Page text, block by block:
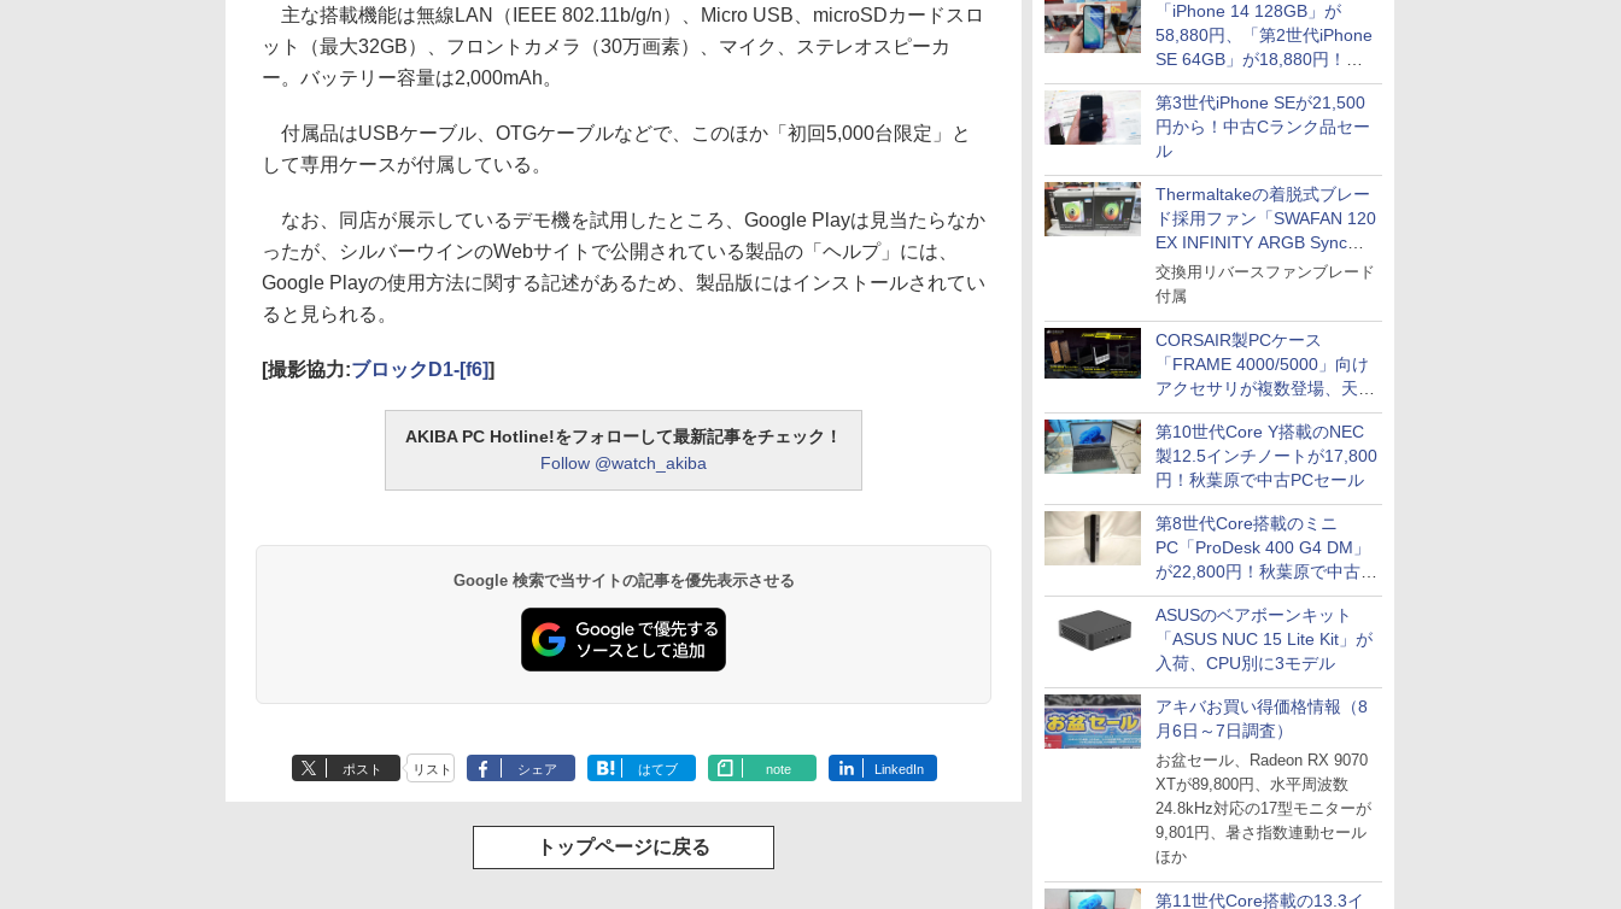
「iPhone 14 128GB」が
58,880円、「第2世代iPhone
SE 64GB」が18,880円！中
古Bランク品セール
第3世代iPhone SEが21,500
円から！中古Cランク品セー
ル
Thermaltakeの着脱式ブレー
ド採用ファン「SWAFAN 120
EX INFINITY ARGB Sync」
に単品パッケージ
交換用リバースファンブレード
付属
CORSAIR製PCケース
「FRAME 4000/5000」向け
アクセサリが複数登場、天然
木製パネルや背面コネクタ対
応トレイなど
第10世代Core Y搭載のNEC
製12.5インチノートが17,800
円！秋葉原で中古PCセール
第8世代Core搭載のミニ
PC「ProDesk 400 G4 DM」
が22,800円！秋葉原で中古
PCセール
ASUSのベアボーンキット
「ASUS NUC 15 Lite Kit」が
入荷、CPU別に3モデル
アキバお買い得価格情報（8
月6日～7日調査）
お盆セール、Radeon RX 9070
XTが89,800円、水平周波数
24.8kHz対応の17型モニターが
9,801円、暑さ指数連動セール
ほか
第11世代Core搭載の13.3イ
主な搭載機能は無線LAN（IEEE 802.11b/g/n）、Micro USB、microSDカードスロ
ット（最大32GB）、フロントカメラ（30万画素）、マイク、ステレオスピーカ
ー。バッテリー容量は2,000mAh。
付属品はUSBケーブル、OTGケーブルなどで、このほか「初回5,000台限定」と
して専用ケースが付属している。
なお、同店が展示しているデモ機を試用したところ、Google Playは見当たらなか
ったが、シルバーウインのWebサイトで公開されている製品の「ヘルプ」には、
Google Playの使用方法に関する記述があるため、製品版にはインストールされてい
ると見られる。
[撮影協力:ブロックD1-[f6]]
AKIBA PC Hotline!をフォローして最新記事をチェック！
Follow @watch_akiba
Google 検索で当サイトの記事を優先表示させる
ポスト リスト シェア はてブ note LinkedIn
トップページに戻る